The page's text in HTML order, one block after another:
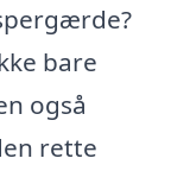
bare
også
rette